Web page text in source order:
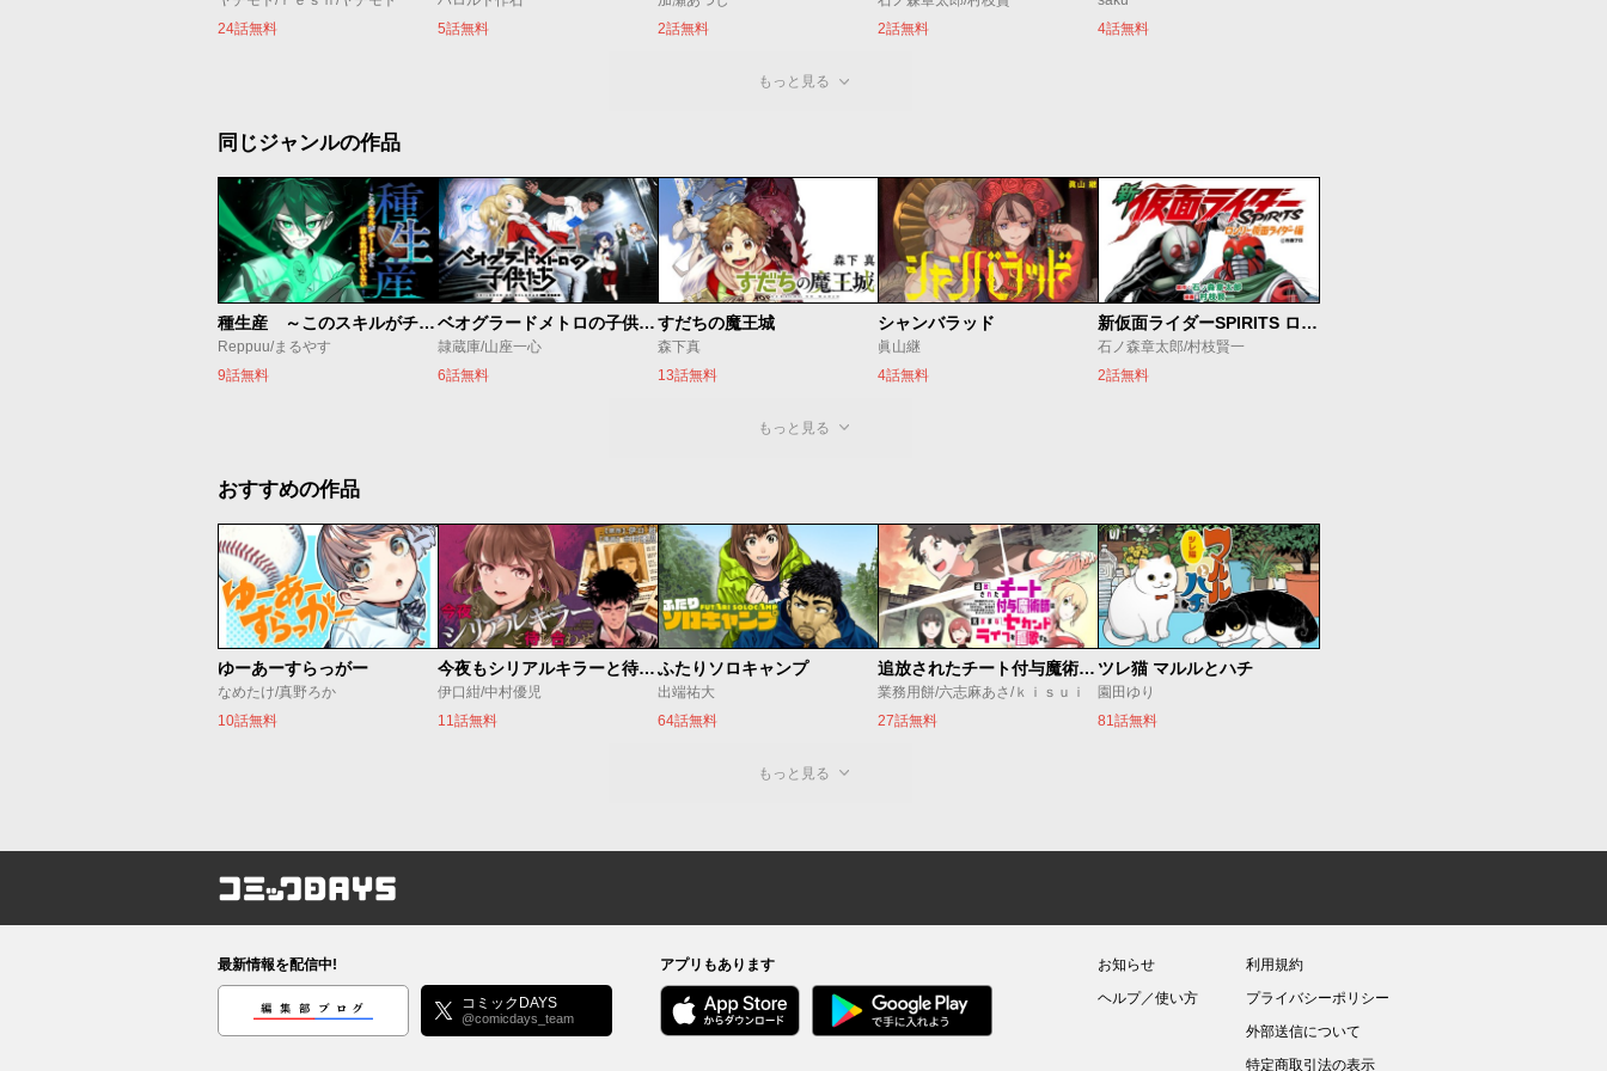
24話無料
5話無料
2話無料
2話無料
4話無料
もっと見る
同じジャンルの作品
種生産 ～このスキルがチートだとまだ誰も気付いていない～
Reppuu/まるやす
9話無料
ベオグラードメトロの子供たち
隷蔵庫/山座一心
6話無料
すだちの魔王城
森下真
13話無料
シャンバラッド
眞山継
4話無料
新仮面ライダーSPIRITS ロンリー仮面ライダー編
石ノ森章太郎/村枝賢一
2話無料
もっと見る
おすすめの作品
ゆーあーすらっがー
なめたけ/真野ろか
10話無料
今夜もシリアルキラーと待ち合わせ
伊口紺/中村優児
11話無料
ふたりソロキャンプ
出端祐大
64話無料
追放されたチート付与魔術師は気ままなセカンドライフを謳歌する。 ～俺は武器だけじゃなく、あらゆるものに『強化ポイント』を付与できるし、俺の意思でいつでも効果を解除できるけど、残った人たち大丈夫？～
業務用餅/六志麻あさ/ｋｉｓｕｉ
27話無料
ツレ猫 マルルとハチ
園田ゆり
81話無料
もっと見る
コミックDAYS
最新情報を配信中!
編集部ブログ コミックDAYS
@comicdays_team
アプリもあります
お知らせ
ヘルプ／使い方
利用規約
プライバシーポリシー
外部送信について
特定商取引法の表示